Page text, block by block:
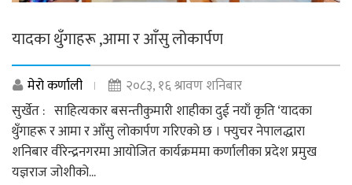
यादका थुँगाहरू ,आमा र आँसु लोकार्पण
मेरो कर्णाली
२०८३, १६ श्रावण शनिबार
सुर्खेत : साहित्यकार बसन्तीकुमारी शाहीका दुई नयाँ कृति ‘यादका
थुँगाहरू र आमा र आँसु लोकार्पण गरिएको छ । फ्युचर नेपालद्धारा
शनिबार वीरेन्द्रनगरमा आयोजित कार्यक्रममा कर्णालीका प्रदेश प्रमुख
यज्ञराज जोशीको...